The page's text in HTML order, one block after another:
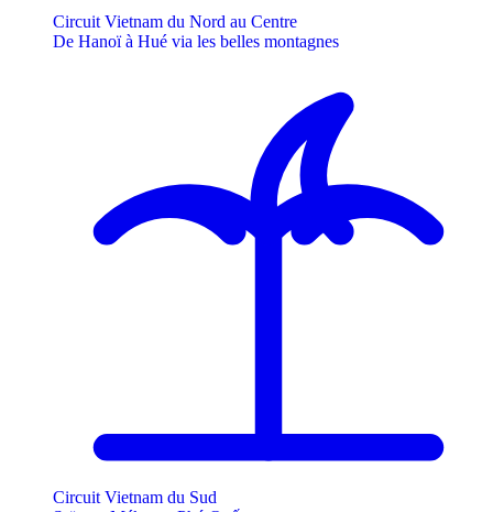
Circuit Vietnam du Nord au Centre
De Hanoï à Hué via les belles montagnes
Circuit Vietnam du Sud